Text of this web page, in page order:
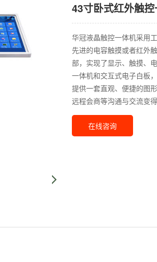
43寸卧式红外触
华冠液晶触控一体机采用
先进的电容触摸或者红外
部，实现了显示、触摸、
一体机和交互式电子白板
提供一套直观、便捷的图
远程会商等沟通与交流变
在线咨询